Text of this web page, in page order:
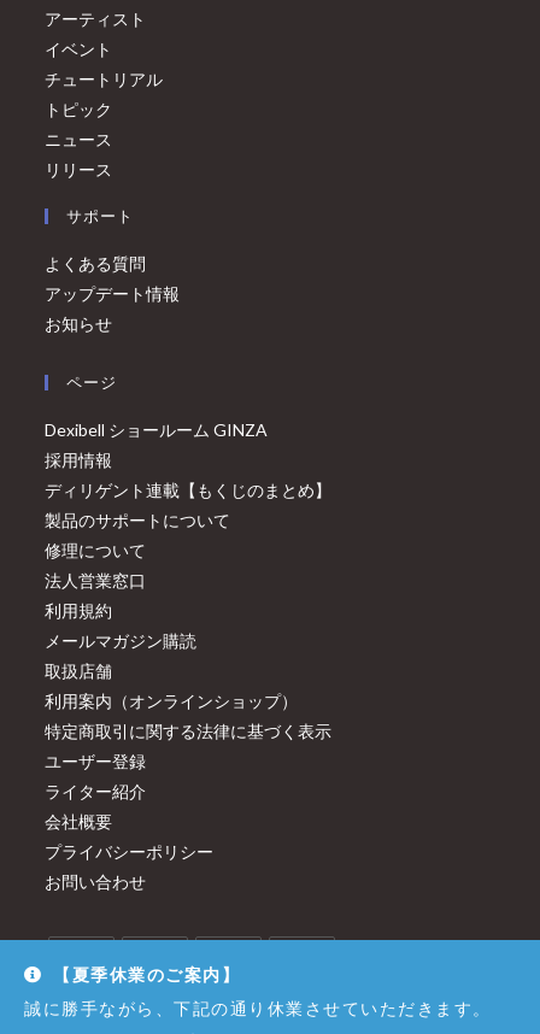
アーティスト
イベント
チュートリアル
トピック
ニュース
リリース
サポート
よくある質問
アップデート情報
お知らせ
ページ
Dexibell ショールーム GINZA
採用情報
ディリゲント連載【もくじのまとめ】
製品のサポートについて
修理について
法人営業窓口
利用規約
メールマガジン購読
取扱店舗
利用案内（オンラインショップ）
特定商取引に関する法律に基づく表示
ユーザー登録
ライター紹介
会社概要
プライバシーポリシー
お問い合わせ
【夏季休業のご案内】
誠に勝手ながら、下記の通り休業させていただきます。